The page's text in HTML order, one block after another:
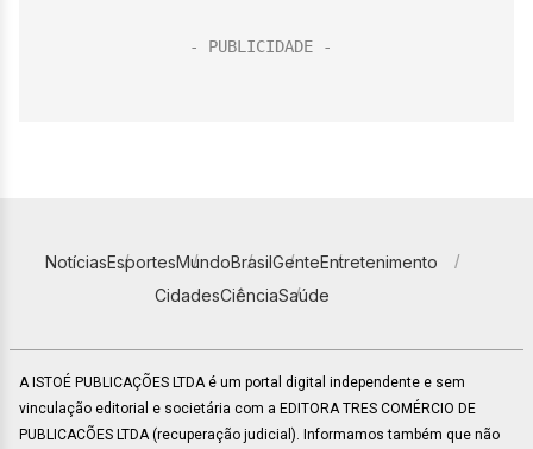
NotíciasEsportesMundoBrasilGenteEntretenimento
CidadesCiênciaSaúde
A ISTOÉ PUBLICAÇÕES LTDA é um portal digital independente e sem
vinculação editorial e societária com a EDITORA TRES COMÉRCIO DE
PUBLICACÕES LTDA (recuperação judicial). Informamos também que não